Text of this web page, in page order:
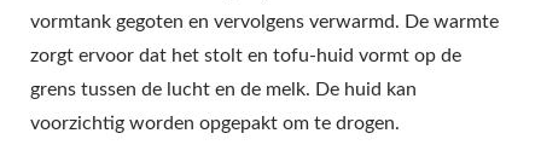
vormtank gegoten en vervolgens verwarmd. De warmte
zorgt ervoor dat het stolt en tofu-huid vormt op de
grens tussen de lucht en de melk. De huid kan
voorzichtig worden opgepakt om te drogen.